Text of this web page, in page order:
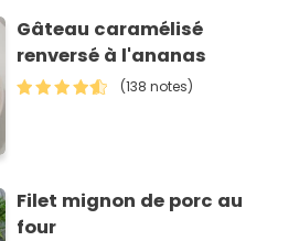
Gâteau caramélisé
renversé à l'ananas
(138 notes)
Filet mignon de porc au
four